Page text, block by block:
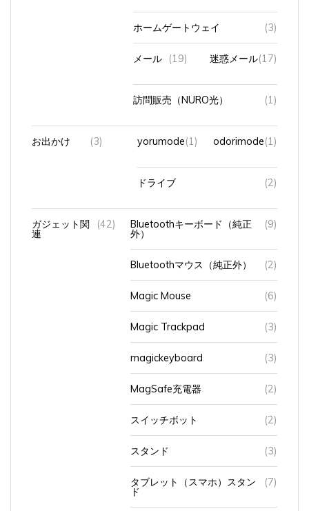
ホームゲートウェイ (3)
(19) 迷惑メール (17)
訪問販売（NURO光） (1)
お出かけ (3) yorumode (1) odorimode (1)
ドライブ (2)
ガジェット関
連
(42) Bluetoothキーボード（純正
外）
(9)
Bluetoothマウス（純正外） (2)
Magic Mouse (6)
Magic Trackpad (3)
magickeyboard (3)
MagSafe充電器 (2)
スイッチボット (2)
スタンド (3)
タブレット（スマホ）スタン
ド
(7)